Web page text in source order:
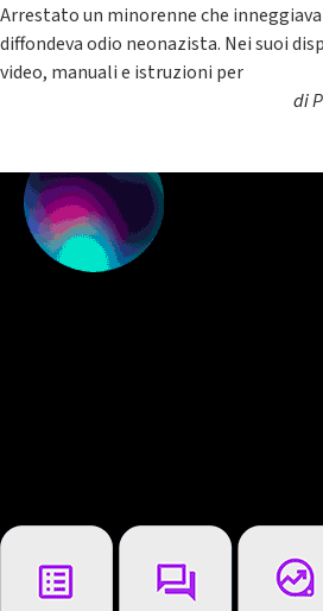
Arrestato un minorenne che inneggiava
diffondeva odio neonazista. Nei suoi
video, manuali e istruzioni per
di